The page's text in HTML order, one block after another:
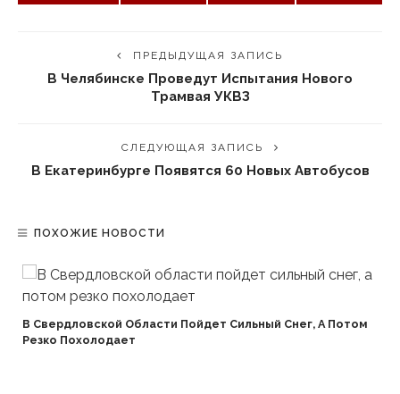
ПРЕДЫДУЩАЯ ЗАПИСЬ
В Челябинске Проведут Испытания Нового
Трамвая УКВЗ
СЛЕДУЮЩАЯ ЗАПИСЬ
В Екатеринбурге Появятся 60 Новых Автобусов
ПОХОЖИЕ НОВОСТИ
В Свердловской Области Пойдет Сильный Снег, А Потом
Резко Похолодает